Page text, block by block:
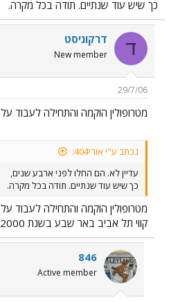
כך שיש עוד שנתיים. תודה בכל מקרה.
ד דרקוניסט
New member
29/7/06
מטרופולין הוקמה והתחילה לעבוד על
נכתב ע"י אורי404:
עדיין לא. הם החלו לפני ארבע שנים,
כך שיש עוד שנתיים. תודה בכל מקרה.
מטרופולין הוקמה והתחילה לעבוד על
קווי תל אביב באר שבע בשנת 2000
846
Active member